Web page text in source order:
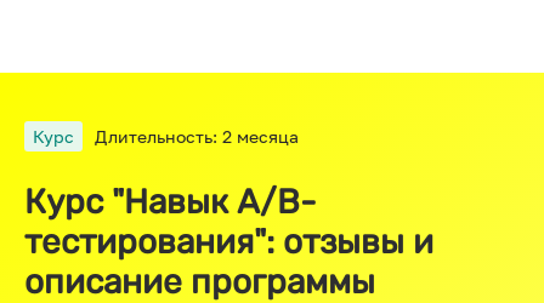
Курс Длительность: 2 месяца
Курс "Навык A/B-
тестирования": отзывы и
описание программы